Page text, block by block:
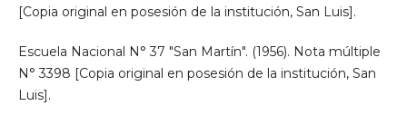
[Copia original en posesión de la institución, San Luis].
Escuela Nacional N° 37 "San Martín". (1956). Nota múltiple
N° 3398 [Copia original en posesión de la institución, San
Luis].